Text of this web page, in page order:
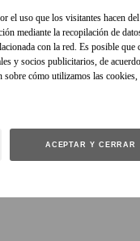
el uso que los visitantes hacen
mediante la recopilación de
con la red. Es posible que
y socios publicitarios, de
sobre cómo utilizamos las
ACEPTAR Y CERRAR
oscuro de nuestra
habotai con cuello
invisible en el centro
parte delantera de la
invisible
falda